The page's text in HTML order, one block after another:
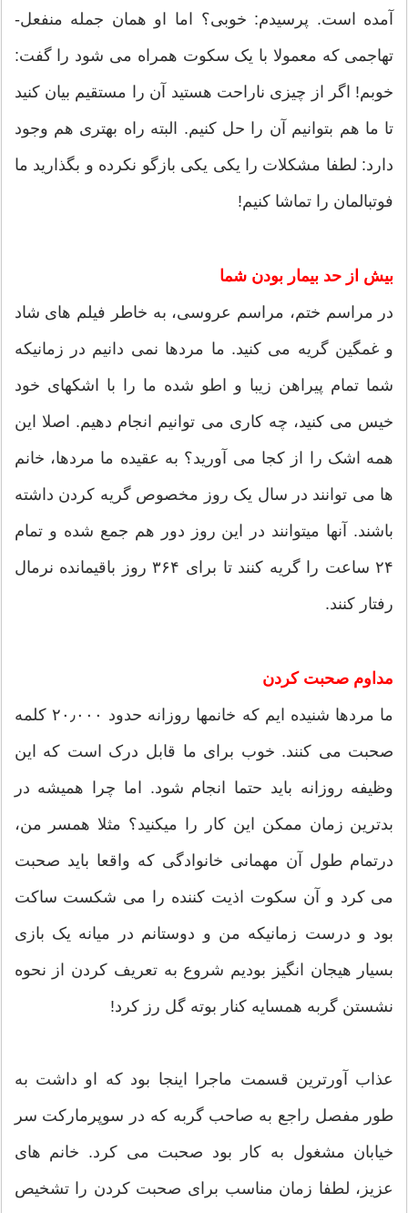
آمده است. پرسیدم: خوبی؟ اما او همان جمله منفعل-
تهاجمی که معمولا با یک سکوت همراه می شود را گفت:
خوبم! اگر از چیزی ناراحت هستید آن را مستقیم بیان کنید
تا ما هم بتوانیم آن را حل کنیم. البته راه بهتری هم وجود
دارد: لطفا مشکلات را یکی یکی بازگو نکرده و بگذارید ما
فوتبالمان را تماشا کنیم!
بیش از حد بیمار بودن شما
در مراسم ختم، مراسم عروسی، به خاطر فیلم های شاد
و غمگین گریه می کنید. ما مردها نمی دانیم در زمانیکه
شما تمام پیراهن زیبا و اطو شده ما را با اشکهای خود
خیس می کنید، چه کاری می توانیم انجام دهیم. اصلا این
همه اشک را از کجا می آورید؟ به عقیده ما مردها، خانم
ها می توانند در سال یک روز مخصوص گریه کردن داشته
باشند. آنها میتوانند در این روز دور هم جمع شده و تمام
۲۴ ساعت را گریه کنند تا برای ۳۶۴ روز باقیمانده نرمال
رفتار کنند.
مداوم صحبت کردن
ما مردها شنیده ایم که خانمها روزانه حدود ۲۰٫۰۰۰ کلمه
صحبت می کنند. خوب برای ما قابل درک است که این
وظیفه روزانه باید حتما انجام شود. اما چرا همیشه در
بدترین زمان ممکن این کار را میکنید؟ مثلا همسر من،
درتمام طول آن مهمانی خانوادگی که واقعا باید صحبت
می کرد و آن سکوت اذیت کننده را می شکست ساکت
بود و درست زمانیکه من و دوستانم در میانه یک بازی
بسیار هیجان انگیز بودیم شروع به تعریف کردن از نحوه
نشستن گربه همسایه کنار بوته گل رز کرد!
عذاب آورترین قسمت ماجرا اینجا بود که او داشت به
طور مفصل راجع به صاحب گربه که در سوپرمارکت سر
خیابان مشغول به کار بود صحبت می کرد. خانم های
عزیز، لطفا زمان مناسب برای صحبت کردن را تشخیص